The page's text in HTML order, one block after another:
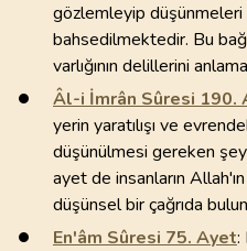
gözlemleyip
bahsedilmektedir. Bu
varlığının delillerini
Âl-i İmrân Sûresi 190.
yerin yaratılışı ve
düşünülmesi gereken
ayet de insanların
düşünsel bir çağrıda
En'âm Sûresi 75. Ayet: